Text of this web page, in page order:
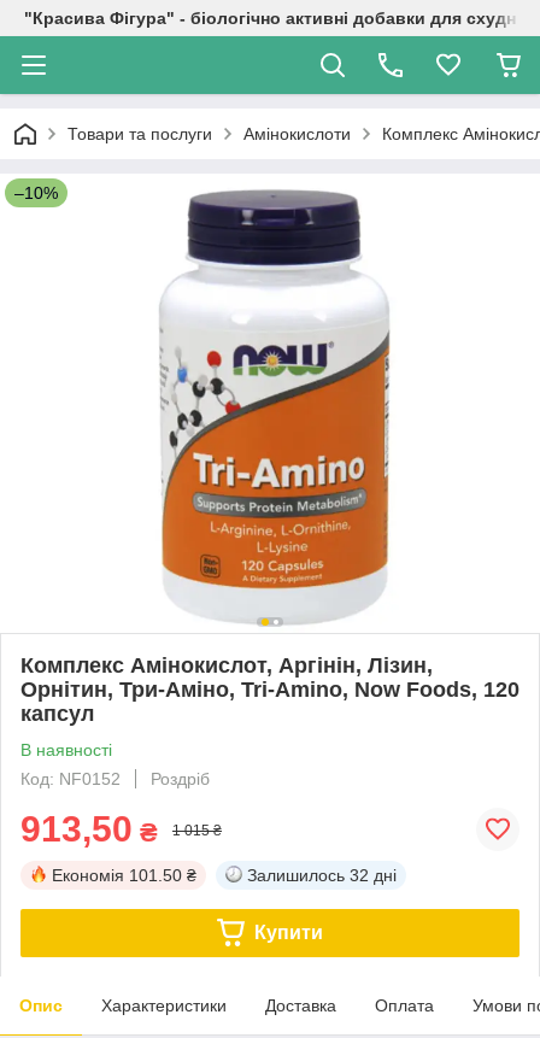
"Красива Фігура" - біологічно активні добавки для
Товари та послуги Амінокислоти Комплекс
–10%
Комплекс Амінокислот, Аргінін, Лізин,
Орнітин, Три-Аміно, Tri-Amino, Now Foods, 120
капсул
В наявності
Код: NF0152
Роздріб
913,50 ₴ 1 015 ₴
Економія 101.50 ₴ Залишилось 32 дні
Купити
Опис Характеристики Доставка Оплата Умови